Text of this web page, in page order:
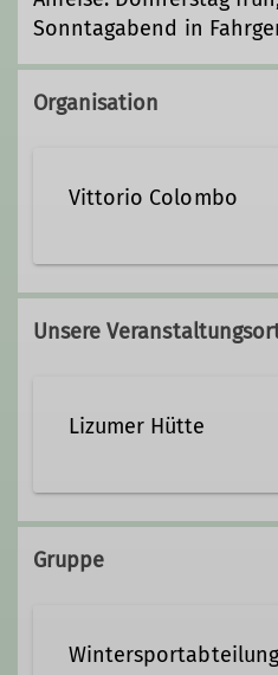
Sonntagabend in
Organisation
Vittorio Colombo
0911 21144987
Leiter Familiengruppe
Unsere
Lizumer Hütte
Wattenberg 105
Gruppe